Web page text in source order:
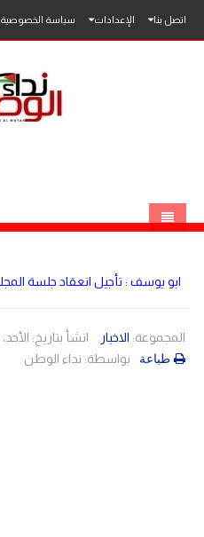
اتصل بنا الإعدادات سياسة الخصوصية
ابو يوسف : تأجيل انعقاد جلسة
المجموعة: الاخبار انشأ بتاريخ: الأحد، 09 كانون2/يناير 2022 07:59
بواسطة: نداء الوطن طباعة
محلي
فلسطين
عربي